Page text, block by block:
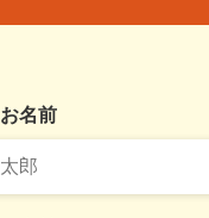
お名前